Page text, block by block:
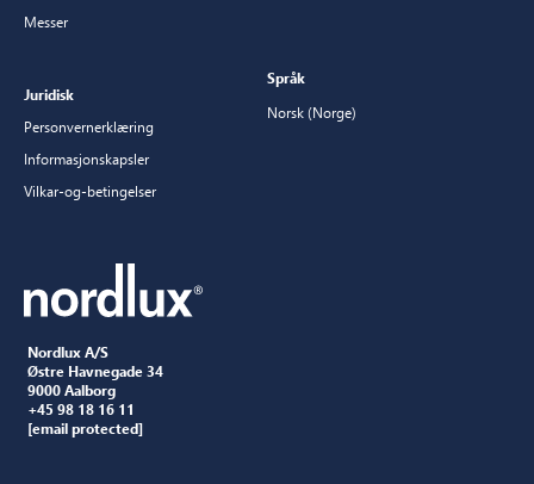
Nordlux A/S
Østre Havnegade 34
9000 Aalborg
+45 98 18 16 11
[email protected]
Messer
Juridisk
Personvernerklæring
Informasjonskapsler
Vilkar-og-betingelser
Språk
Norsk (Norge)